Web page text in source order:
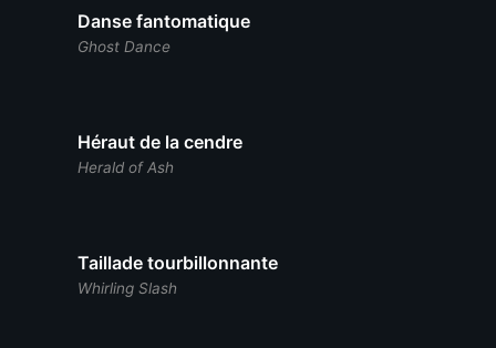
Danse fantomatique
Ghost Dance
Héraut de la cendre
Herald of Ash
Taillade tourbillonnante
Whirling Slash